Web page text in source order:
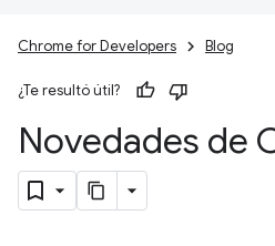
Chrome for Developers Blog
¿Te resultó útil?
Novedades de